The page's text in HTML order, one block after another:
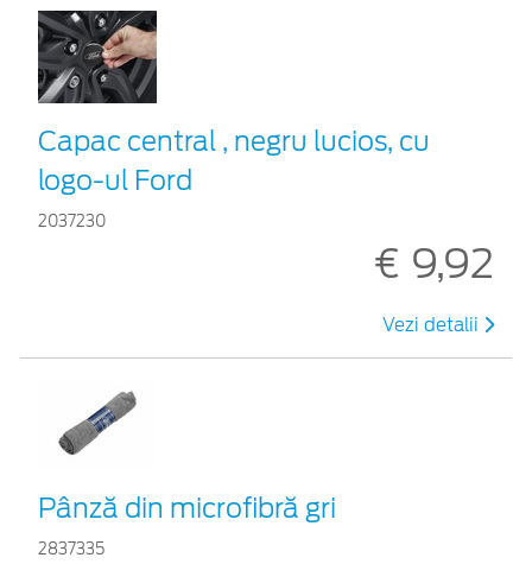
Capac central , negru lucios, cu
logo-ul Ford
2037230
€ 9,92
Vezi detalii
Pânză din microfibră gri
2837335